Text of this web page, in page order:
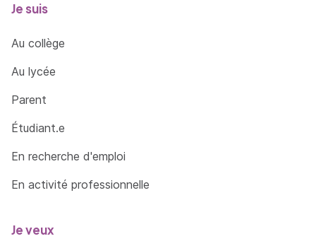
Je suis
Au collège
Au lycée
Parent
Étudiant.e
En recherche d'emploi
En activité professionnelle
Je veux